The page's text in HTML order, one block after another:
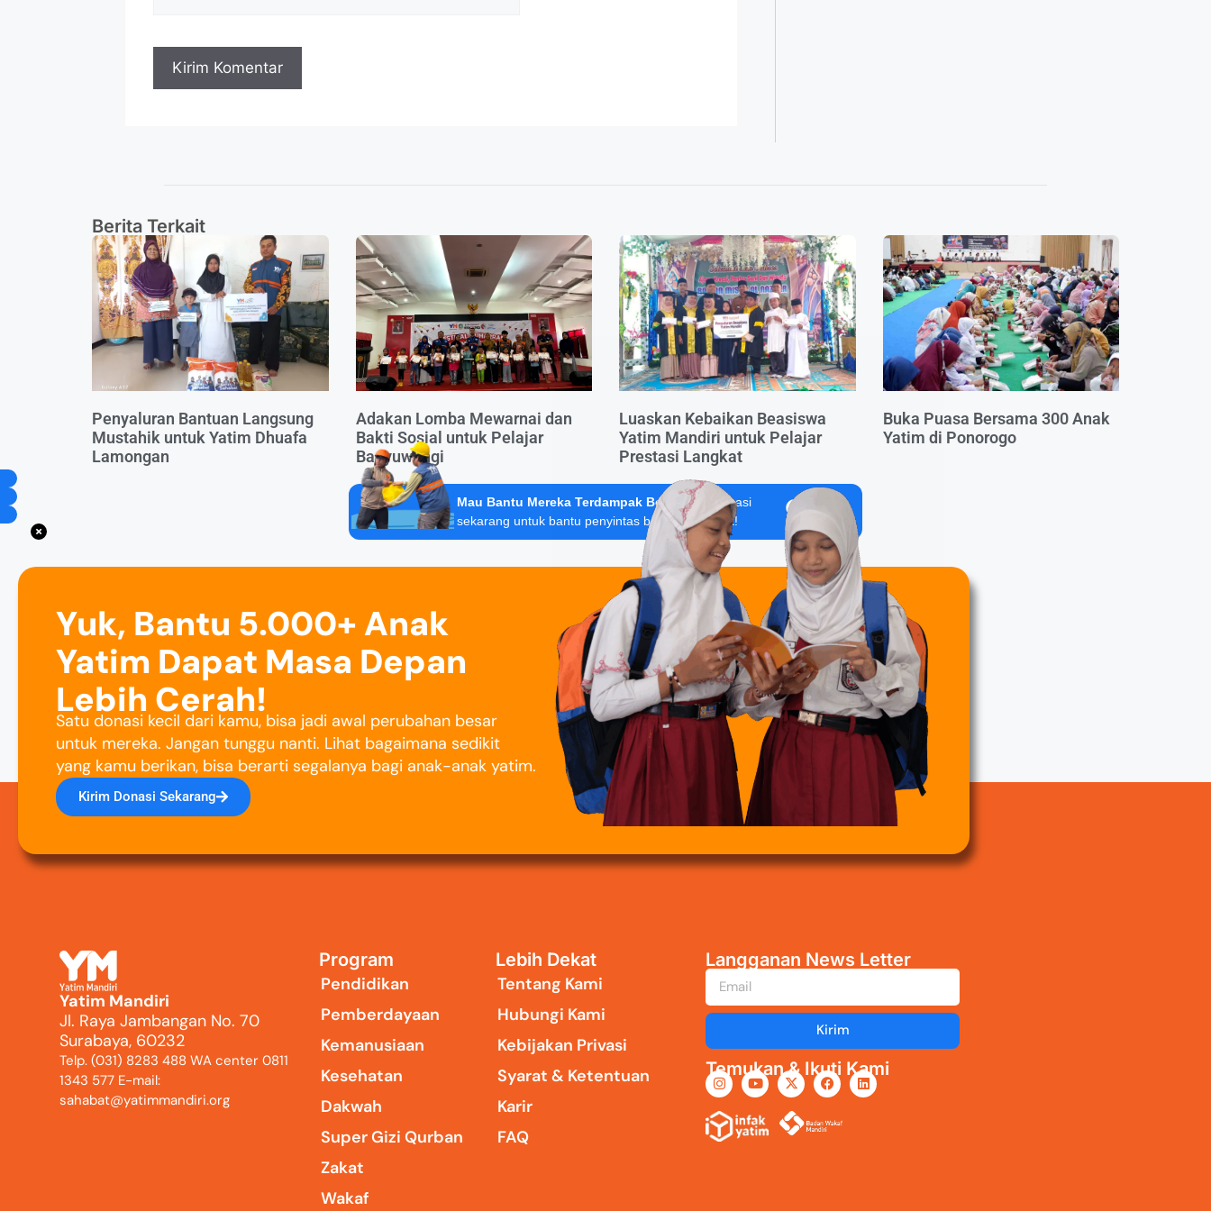
Berita Terkait
Penyaluran Bantuan Langsung
Mustahik untuk Yatim Dhuafa
Lamongan
Adakan Lomba Mewarnai dan
Bakti Sosial untuk Pelajar
Banyuwangi
Luaskan Kebaikan Beasiswa
Yatim Mandiri untuk Pelajar
Prestasi Langkat
Buka Puasa Bersama 300 Anak
Yatim di Ponorogo
Mau Bantu Mereka Terdampak Bencana?
Donasi
sekarang untuk bantu penyintas banjir Sumatera!
Yuk, Bantu 5.000+ Anak
Yatim Dapat Masa Depan
Lebih Cerah!
Satu donasi kecil dari kamu, bisa jadi awal perubahan besar
untuk mereka. Jangan tunggu nanti. Lihat bagaimana sedikit
yang kamu berikan, bisa berarti segalanya bagi anak-anak yatim.
Kirim Donasi Sekarang
Yatim Mandiri
Jl. Raya Jambangan No. 70
Surabaya, 60232
Telp. (031) 8283 488 WA center 0811
1343 577 E-mail:
sahabat@yatimmandiri.org
Program
Pendidikan
Pemberdayaan
Kemanusiaan
Kesehatan
Dakwah
Super Gizi Qurban
Zakat
Wakaf
Lebih Dekat
Tentang Kami
Hubungi Kami
Kebijakan Privasi
Syarat & Ketentuan
Karir
FAQ
Langganan News Letter
Kirim
Temukan & Ikuti Kami